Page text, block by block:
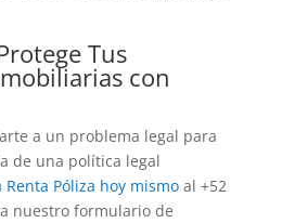
Tus
con
a un problema legal para
de una política legal
Renta Póliza hoy mismoal +52
nuestro formulario de